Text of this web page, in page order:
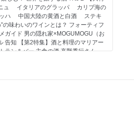
男の隠れ家Instagram 読者プレゼント
通信／編集部だより 男の逸品／奥付
LIMITED EDITION Modern Green 告知
と感動! Blue Note Tokyo ブルーノート
ュ イタリアのグラッパ カリブ海の
ハ 中国大陸の黄酒と白酒 ステキ
の味わいのワインとは？ フォーティフ
ガイド 男の隠れ家×MOGUMOGU（お
告知 【第2特集】酒と料理のマリアー
ラン＆バー 主食の酒 高野秀行さん
告知 男の隠れ家 PREMIUM 定期
BOOK Information モーターファンフェ